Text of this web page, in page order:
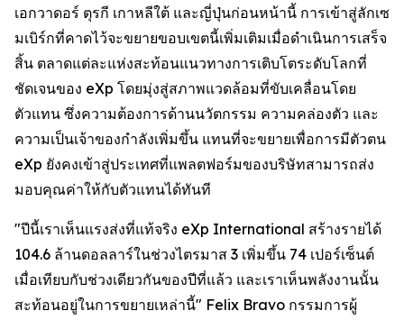
เอกวาดอร์ ตุรกี เกาหลีใต้ และญี่ปุ่นก่อนหน้านี้ การเข้าสู่ลักเซ
มเบิร์กที่คาดไว้จะขยายขอบเขตนี้เพิ่มเติมเมื่อดำเนินการเสร็จ
สิ้น ตลาดแต่ละแห่งสะท้อนแนวทางการเติบโตระดับโลกที่
ชัดเจนของ eXp โดยมุ่งสู่สภาพแวดล้อมที่ขับเคลื่อนโดย
ตัวแทน ซึ่งความต้องการด้านนวัตกรรม ความคล่องตัว และ
ความเป็นเจ้าของกำลังเพิ่มขึ้น แทนที่จะขยายเพื่อการมีตัวตน
eXp ยังคงเข้าสู่ประเทศที่แพลตฟอร์มของบริษัทสามารถส่ง
มอบคุณค่าให้กับตัวแทนได้ทันที
"ปีนี้เราเห็นแรงส่งที่แท้จริง eXp International สร้างรายได้
104.6 ล้านดอลลาร์ในช่วงไตรมาส 3 เพิ่มขึ้น 74 เปอร์เซ็นต์
เมื่อเทียบกับช่วงเดียวกันของปีที่แล้ว และเราเห็นพลังงานนั้น
สะท้อนอยู่ในการขยายเหล่านี้" Felix Bravo กรรมการผู้